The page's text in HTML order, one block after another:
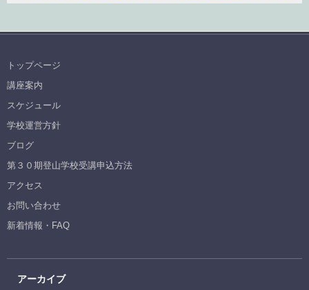
トップページ
講座案内
スケジュール
学校運営方針
ブログ
第３０期登山学校受講申込方法
アクセス
お問い合わせ
新着情報・FAQ
アーカイブ